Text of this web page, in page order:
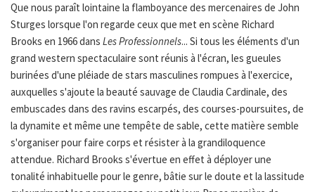
Que nous paraît lointaine la flamboyance des mercenaires de John
Sturges lorsque l'on regarde ceux que met en scène Richard
Brooks en 1966 dans Les Professionnels... Si tous les éléments d'un
grand western spectaculaire sont réunis à l'écran, les gueules
burinées d'une pléiade de stars masculines rompues à l'exercice,
auxquelles s'ajoute la beauté sauvage de Claudia Cardinale, des
embuscades dans des ravins escarpés, des courses-poursuites, de
la dynamite et même une tempête de sable, cette matière semble
s'organiser pour faire corps et résister à la grandiloquence
attendue. Richard Brooks s'évertue en effet à déployer une
tonalité inhabituelle pour le genre, bâtie sur le doute et la lassitude